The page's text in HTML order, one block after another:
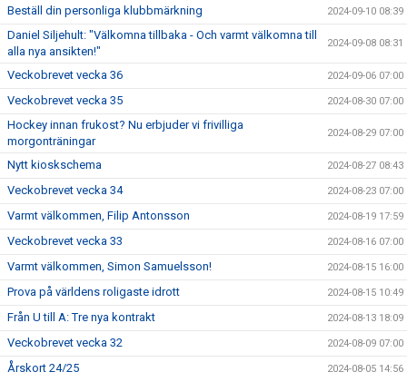
Beställ din personliga klubbmärkning 2024-09-10 08:39
Daniel Siljehult: "Välkomna tillbaka - Och varmt välkomna till
alla nya ansikten!"
2024-09-08 08:31
Veckobrevet vecka 36 2024-09-06 07:00
Veckobrevet vecka 35 2024-08-30 07:00
Hockey innan frukost? Nu erbjuder vi frivilliga
morgonträningar
2024-08-29 07:00
Nytt kioskschema 2024-08-27 08:43
Veckobrevet vecka 34 2024-08-23 07:00
Varmt välkommen, Filip Antonsson 2024-08-19 17:59
Veckobrevet vecka 33 2024-08-16 07:00
Varmt välkommen, Simon Samuelsson! 2024-08-15 16:00
Prova på världens roligaste idrott 2024-08-15 10:49
Från U till A: Tre nya kontrakt 2024-08-13 18:09
Veckobrevet vecka 32 2024-08-09 07:00
Årskort 24/25 2024-08-05 14:56